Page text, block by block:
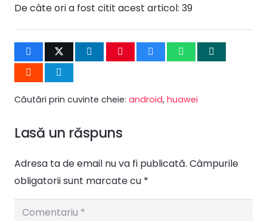
De câte ori a fost citit acest articol: 39
Căutări prin cuvinte cheie: android, huawei
Lasă un răspuns
Adresa ta de email nu va fi publicată. Câmpurile
obligatorii sunt marcate cu *